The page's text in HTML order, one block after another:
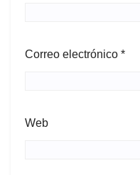
Correo electrónico *
Web